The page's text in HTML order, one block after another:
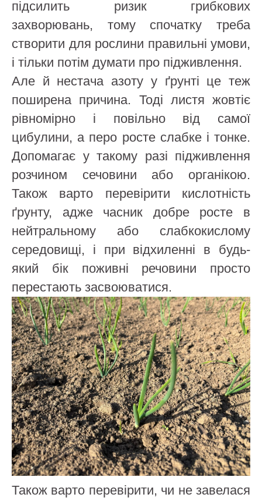
підсилить ризик грибкових
захворювань, тому спочатку треба
створити для рослини правильні умови,
і тільки потім думати про підживлення.
Але й нестача азоту у ґрунті це теж
поширена причина. Тоді листя жовтіє
рівномірно і повільно від самої
цибулини, а перо росте слабке і тонке.
Допомагає у такому разі підживлення
розчином сечовини або органікою.
Також варто перевірити кислотність
ґрунту, адже часник добре росте в
нейтральному або слабкокислому
середовищі, і при відхиленні в будь-
який бік поживні речовини просто
перестають засвоюватися.
Також варто перевірити, чи не завелася